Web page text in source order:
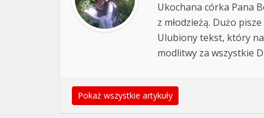
Ukochana córka Pana
z młodzieżą. Dużo
Ulubiony tekst, który
modlitwy za wszystkie
Pokaż wszystkie artykuły